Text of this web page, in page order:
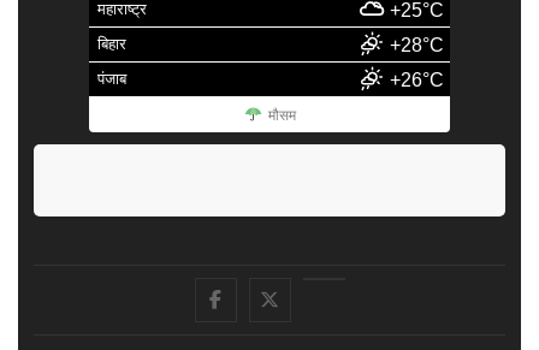
महाराष्ट्र +25°C
बिहार +28°C
पंजाब +26°C
मौसम
facebook